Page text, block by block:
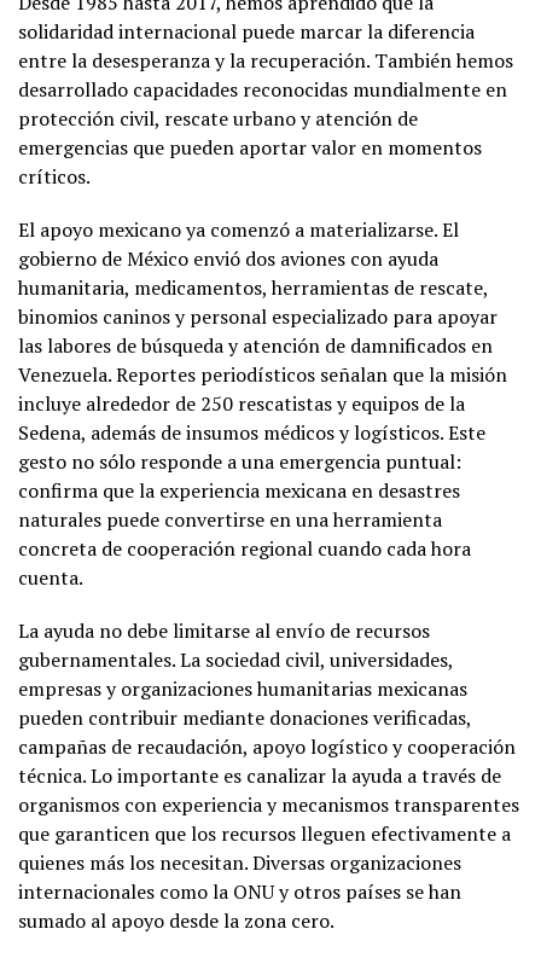
solidaridad internacional puede marcar la diferencia
entre la desesperanza y la recuperación. También hemos
desarrollado capacidades reconocidas mundialmente en
protección civil, rescate urbano y atención de
emergencias que pueden aportar valor en momentos
críticos.
El apoyo mexicano ya comenzó a materializarse. El
gobierno de México envió dos aviones con ayuda
humanitaria, medicamentos, herramientas de rescate,
binomios caninos y personal especializado para apoyar
las labores de búsqueda y atención de damnificados en
Venezuela. Reportes periodísticos señalan que la misión
incluye alrededor de 250 rescatistas y equipos de la
Sedena, además de insumos médicos y logísticos. Este
gesto no sólo responde a una emergencia puntual:
confirma que la experiencia mexicana en desastres
naturales puede convertirse en una herramienta
concreta de cooperación regional cuando cada hora
cuenta.
La ayuda no debe limitarse al envío de recursos
gubernamentales. La sociedad civil, universidades,
empresas y organizaciones humanitarias mexicanas
pueden contribuir mediante donaciones verificadas,
campañas de recaudación, apoyo logístico y cooperación
técnica. Lo importante es canalizar la ayuda a través de
organismos con experiencia y mecanismos transparentes
que garanticen que los recursos lleguen efectivamente a
quienes más los necesitan. Diversas organizaciones
internacionales como la ONU y otros países se han
sumado al apoyo desde la zona cero.